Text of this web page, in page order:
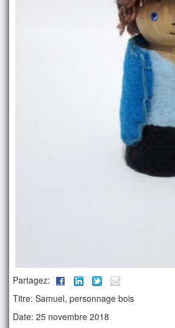
Partagez:
Titre: Samuel, personnage bois
Date: 25 novembre 2018